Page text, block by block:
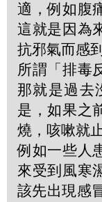
適，例如腹
這就是因為
抗邪氣而感
所謂「排毒
那就是過去
是，如果之
燒，咳嗽就
例如一些人
來受到風寒
該先出現感